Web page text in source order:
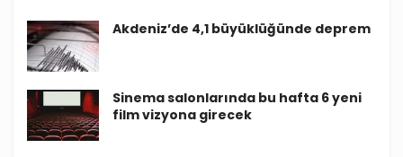
Akdeniz’de 4,1 büyüklüğünde deprem
Sinema salonlarında bu hafta 6 yeni
film vizyona girecek